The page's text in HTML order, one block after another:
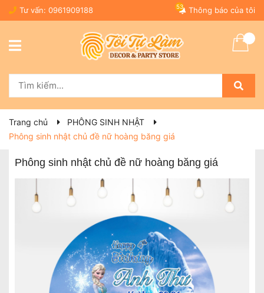
Tư vấn: 0961909188 Thông báo của tôi
53
Trang chủ
PHÔNG SINH NHẬT
Phông sinh nhật chủ đề nữ hoàng băng giá
Phông sinh nhật chủ đề nữ hoàng băng giá